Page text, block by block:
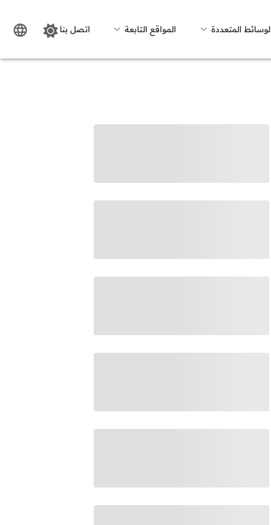
المتعددة المواقع التابعة اتصل بنا